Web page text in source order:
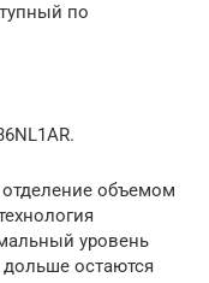
по
объемом
уровень
остаются